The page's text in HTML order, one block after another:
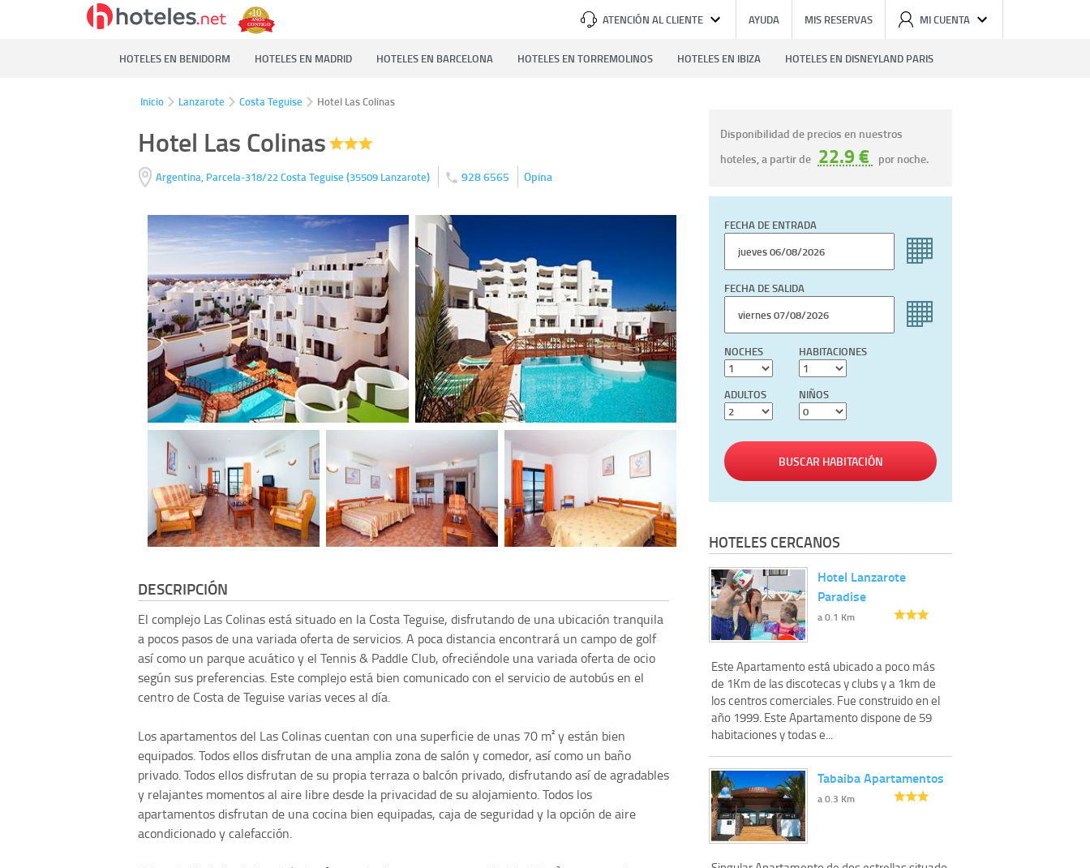
ATENCIÓN AL CLIENTE AYUDA MIS RESERVAS MI CUENTA
HOTELES EN BENIDORM HOTELES EN MADRID HOTELES EN BARCELONA HOTELES EN TORREMOLINOS HOTELES EN IBIZA HOTELES EN DISNEYLAND PARIS
Inicio Lanzarote Costa Teguise Hotel Las Colinas
Hotel Las Colinas
Argentina, Parcela-318/22Costa Teguise (35509 Lanzarote) 928 6565 Opina
DESCRIPCIÓN
El complejo Las Colinas está situado en la Costa Teguise, disfrutando de una ubicación tranquila
a pocos pasos de una variada oferta de servicios. A poca distancia encontrará un campo de golf
así como un parque acuático y el Tennis & Paddle Club, ofreciéndole una variada oferta de ocio
según sus preferencias. Este complejo está bien comunicado con el servicio de autobús en el
centro de Costa de Teguise varias veces al día.
Los apartamentos del Las Colinas cuentan con una superficie de unas 70 m² y están bien
equipados. Todos ellos disfrutan de una amplia zona de salón y comedor, así como un baño
privado. Todos ellos disfrutan de su propia terraza o balcón privado, disfrutando así de agradables
y relajantes momentos al aire libre desde la privacidad de su alojamiento. Todos los
apartamentos disfrutan de una cocina bien equipadas, caja de seguridad y la opción de aire
acondicionado y calefacción.
Disponibilidad de precios en nuestros
hoteles, a partir de 22.9 € por noche.
FECHA DE ENTRADA
FECHA DE SALIDA
NOCHES HABITACIONES
ADULTOS NIÑOS
BUSCAR HABITACIÓN
HOTELES CERCANOS
Hotel Lanzarote
Paradise
a 0.1 Km
Este Apartamento está ubicado a poco más
de 1Km de las discotecas y clubs y a 1km de
los centros comerciales. Fue construido en el
año 1999. Este Apartamento dispone de 59
habitaciones y todas e...
Tabaiba Apartamentos
a 0.3 Km